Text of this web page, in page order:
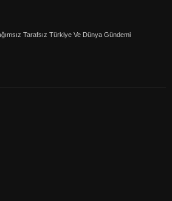
Tarafsız Türkiye Ve Dünya Gündemi